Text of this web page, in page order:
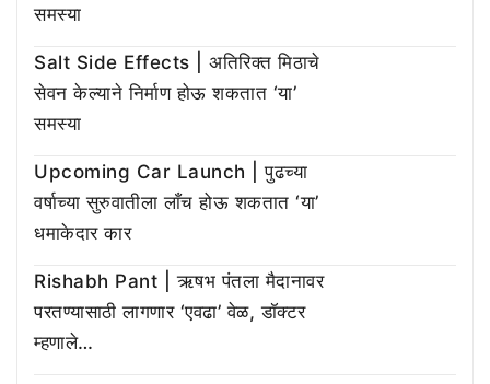
समस्या
Salt Side Effects | अतिरिक्त मिठाचे
सेवन केल्याने निर्माण होऊ शकतात ‘या’
समस्या
Upcoming Car Launch | पुढच्या
वर्षाच्या सुरुवातीला लाँच होऊ शकतात ‘या’
धमाकेदार कार
Rishabh Pant | ऋषभ पंतला मैदानावर
परतण्यासाठी लागणार ‘एवढा’ वेळ, डॉक्टर
म्हणाले…